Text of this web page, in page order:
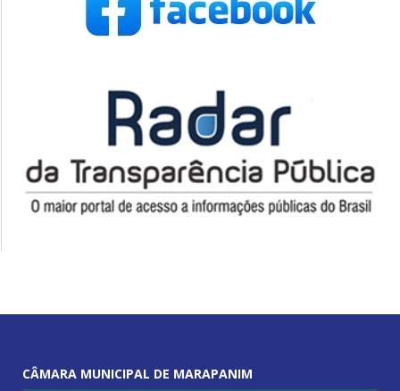
CÂMARA MUNICIPAL DE MARAPANIM